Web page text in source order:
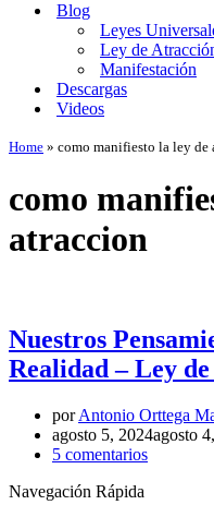
Blog
Leyes
Ley de
Manifestación
Descargas
Videos
Home » como manifiesto la ley de
como
atraccion
Nuestros
Realidad – Ley
porAntonio Orttega
agosto 5, 2024agosto
5 comentarios
Navegación Rápida